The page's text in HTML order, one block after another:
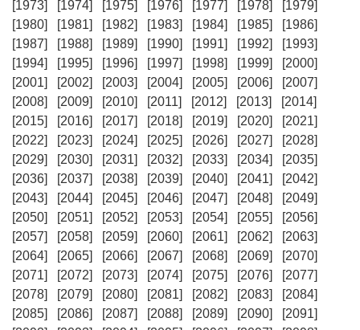
[1973] [1974] [1975] [1976] [1977] [1978]
[1979]
[1980]
[1981] [1982] [1983] [1984] [1985]
[1986]
[1987]
[1988] [1989] [1990] [1991] [1992]
[1993]
[1994]
[1995] [1996] [1997] [1998] [1999]
[2000]
[2001]
[2002] [2003] [2004] [2005] [2006]
[2007]
[2008]
[2009] [2010] [2011] [2012] [2013]
[2014]
[2015]
[2016] [2017] [2018] [2019] [2020]
[2021]
[2022]
[2023] [2024] [2025] [2026] [2027]
[2028]
[2029]
[2030] [2031] [2032] [2033] [2034]
[2035]
[2036]
[2037] [2038] [2039] [2040] [2041]
[2042]
[2043]
[2044] [2045] [2046] [2047] [2048]
[2049]
[2050]
[2051] [2052] [2053] [2054] [2055]
[2056]
[2057]
[2058] [2059] [2060] [2061] [2062]
[2063]
[2064]
[2065] [2066] [2067] [2068] [2069]
[2070]
[2071]
[2072] [2073] [2074] [2075] [2076]
[2077]
[2078]
[2079] [2080] [2081] [2082] [2083]
[2084]
[2085]
[2086] [2087] [2088] [2089] [2090]
[2091]